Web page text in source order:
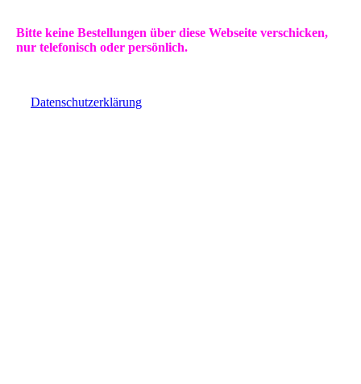
Bitte keine Bestellungen über diese Webseite verschicken,
nur telefonisch oder persönlich.
Datenschutzerklärung